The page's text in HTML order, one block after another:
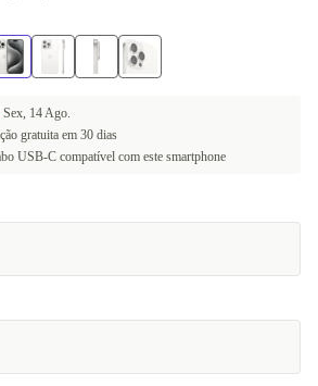
Sex, 14 Ago.
gratuita em 30 dias
USB-C compatível com este smartphone